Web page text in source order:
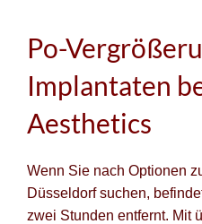
Po-
Implantaten
Aesthetics
Wenn Sie nach Optionen
Düsseldorf suchen,
zwei Stunden entfernt. Mit